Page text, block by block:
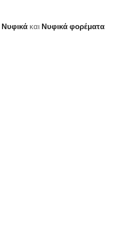
Νυφικά και Νυφικά φορέματα